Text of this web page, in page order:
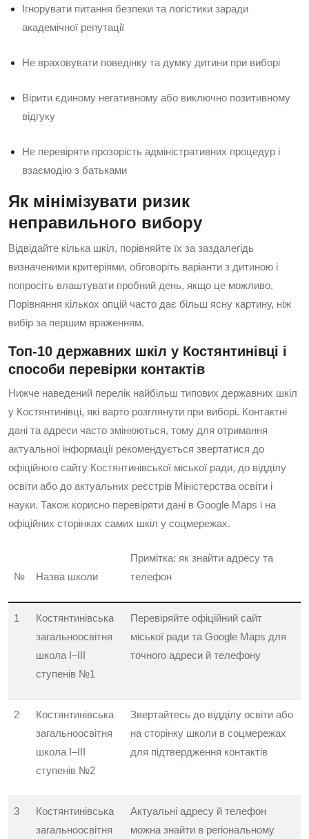
Ігнорувати питання безпеки та логістики заради
академічної репутації
Не враховувати поведінку та думку дитини при виборі
Вірити єдиному негативному або виключно позитивному
відгуку
Не перевіряти прозорість адміністративних процедур і
взаємодію з батьками
Як мінімізувати ризик
неправильного вибору
Відвідайте кілька шкіл, порівняйте їх за заздалегідь
визначеними критеріями, обговоріть варіанти з дитиною і
попросіть влаштувати пробний день, якщо це можливо.
Порівняння кількох опцій часто дає більш ясну картину, ніж
вибір за першим враженням.
Топ-10 державних шкіл у Костянтинівці і
способи перевірки контактів
Нижче наведений перелік найбільш типових державних шкіл
у Костянтинівці, які варто розглянути при виборі. Контактні
дані та адреси часто змінюються, тому для отримання
актуальної інформації рекомендується звертатися до
офіційного сайту Костянтинівської міської ради, до відділу
освіти або до актуальних реєстрів Міністерства освіти і
науки. Також корисно перевіряти дані в Google Maps і на
офіційних сторінках самих шкіл у соцмережах.
№ Назва школи
Примітка: як знайти адресу та
телефон
1
Костянтинівська
загальноосвітня
школа I–III
ступенів №1
Перевіряйте офіційний сайт
міської ради та Google Maps для
точного адреси й телефону
2
Костянтинівська
загальноосвітня
школа I–III
ступенів №2
Звертайтесь до відділу освіти або
на сторінку школи в соцмережах
для підтвердження контактів
3
Костянтинівська
загальноосвітня
Актуальні адресу й телефон
можна знайти в регіональному